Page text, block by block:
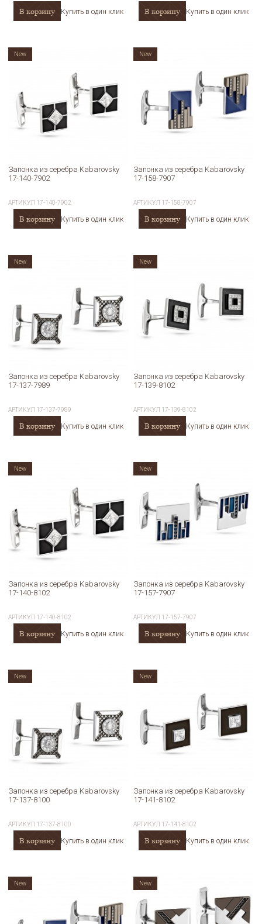
В корзину Купить в один клик В корзину Купить в один клик
Запонка из серебра Kabarovsky
17-140-7902
АРТИКУЛ 17-140-7902
В корзину Купить в один клик
New
Запонка из серебра Kabarovsky
17-158-7907
АРТИКУЛ 17-158-7907
В корзину Купить в один клик
New
Запонка из серебра Kabarovsky
17-137-7989
АРТИКУЛ 17-137-7989
В корзину Купить в один клик
New
Запонка из серебра Kabarovsky
17-139-8102
АРТИКУЛ 17-139-8102
В корзину Купить в один клик
New
Запонка из серебра Kabarovsky
17-140-8102
АРТИКУЛ 17-140-8102
В корзину Купить в один клик
New
Запонка из серебра Kabarovsky
17-157-7907
АРТИКУЛ 17-157-7907
В корзину Купить в один клик
New
Запонка из серебра Kabarovsky
17-137-8100
АРТИКУЛ 17-137-8100
В корзину Купить в один клик
New
Запонка из серебра Kabarovsky
17-141-8102
АРТИКУЛ 17-141-8102
В корзину Купить в один клик
New
New New